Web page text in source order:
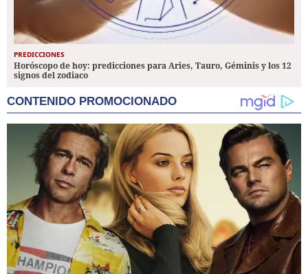
PREDICCIONES
Horóscopo de hoy: predicciones para Aries, Tauro, Géminis y los 12
signos del zodiaco
CONTENIDO PROMOCIONADO